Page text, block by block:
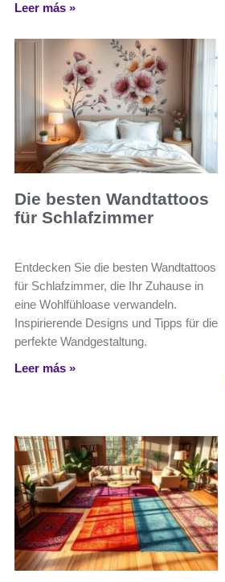
Leer más »
Die besten Wandtattoos
für Schlafzimmer
Entdecken Sie die besten Wandtattoos
für Schlafzimmer, die Ihr Zuhause in
eine Wohlfühloase verwandeln.
Inspirierende Designs und Tipps für die
perfekte Wandgestaltung.
Leer más »